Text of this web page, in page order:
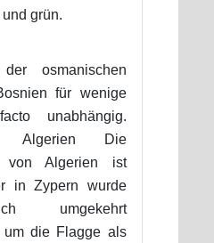
grün.
osmanischen
für wenige
unabhängig.
Algerien Die
von Algerien ist
in Zypern wurde
umgekehrt
um die Flagge als